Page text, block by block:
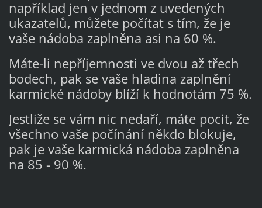
například jen v jednom z uvedených
ukazatelů, můžete počítat s tím, že je
vaše nádoba zaplněna asi na 60 %.
Máte-li nepříjemnosti ve dvou až třech
bodech, pak se vaše hladina zaplnění
karmické nádoby blíží k hodnotám 75 %.
Jestliže se vám nic nedaří, máte pocit, že
všechno vaše počínání někdo blokuje,
pak je vaše karmická nádoba zaplněna
na 85 - 90 %.